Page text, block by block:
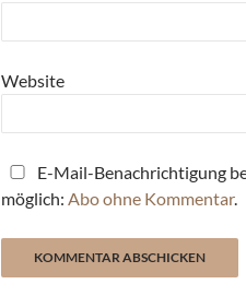
Website
E-Mail-Benachrichtigung
möglich: Abo ohne Kommentar.